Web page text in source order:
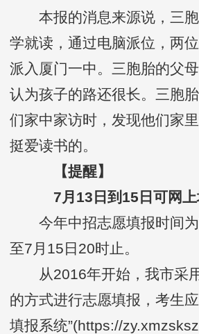
本报的消息来源说，三胞
学就读，通过电脑派位，两
派入厦门一中。三胞胎的父
认为孩子的路还很长。三胞
们家中家访时，发现他们家
挺爱读书的。
【提醒】
7月13日到15日可网上
今年中招志愿填报时间为
至7月15日20时止。
从2016年开始，我市采
的方式进行志愿填报，考生
填报系统”(https://